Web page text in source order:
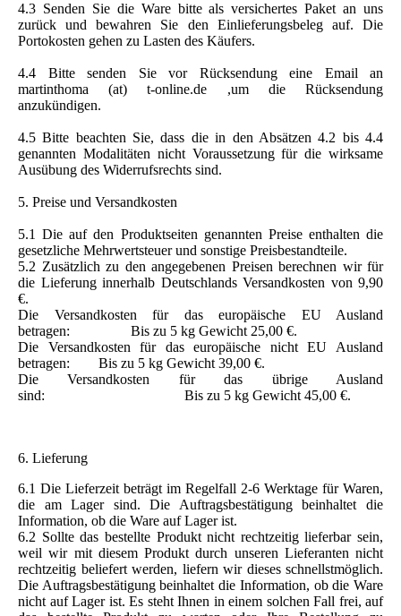
4.3 Senden Sie die Ware bitte als versichertes Paket an uns
zurück und bewahren Sie den Einlieferungsbeleg auf. Die
Portokosten gehen zu Lasten des Käufers.
4.4 Bitte senden Sie vor Rücksendung eine Email an
martinthoma (at) t-online.de ,um die Rücksendung
anzukündigen.
4.5 Bitte beachten Sie, dass die in den Absätzen 4.2 bis 4.4
genannten Modalitäten nicht Voraussetzung für die wirksame
Ausübung des Widerrufsrechts sind.
5. Preise und Versandkosten
5.1 Die auf den Produktseiten genannten Preise enthalten die
gesetzliche Mehrwertsteuer und sonstige Preisbestandteile.
5.2 Zusätzlich zu den angegebenen Preisen berechnen wir für
die Lieferung innerhalb Deutschlands Versandkosten von 9,90
€.
Die Versandkosten für das europäische EU Ausland
betragen: Bis zu 5 kg Gewicht 25,00 €.
Die Versandkosten für das europäische nicht EU Ausland
betragen: Bis zu 5 kg Gewicht 39,00 €.
Die Versandkosten für das übrige Ausland
sind: Bis zu 5 kg Gewicht 45,00 €.
6. Lieferung
6.1 Die Lieferzeit beträgt im Regelfall 2-6 Werktage für Waren,
die am Lager sind. Die Auftragsbestätigung beinhaltet die
Information, ob die Ware auf Lager ist.
6.2 Sollte das bestellte Produkt nicht rechtzeitig lieferbar sein,
weil wir mit diesem Produkt durch unseren Lieferanten nicht
rechtzeitig beliefert werden, liefern wir dieses schnellstmöglich.
Die Auftragsbestätigung beinhaltet die Information, ob die Ware
nicht auf Lager ist. Es steht Ihnen in einem solchen Fall frei, auf